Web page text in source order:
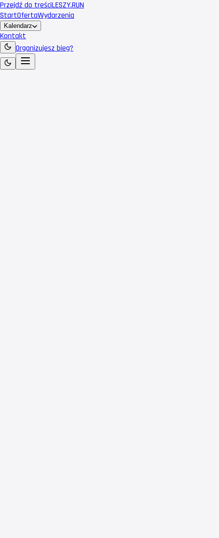
Przejdź do treściLESZY.RUN
StartOfertaWydarzenia
Kalendarz
Kontakt
Organizujesz bieg?